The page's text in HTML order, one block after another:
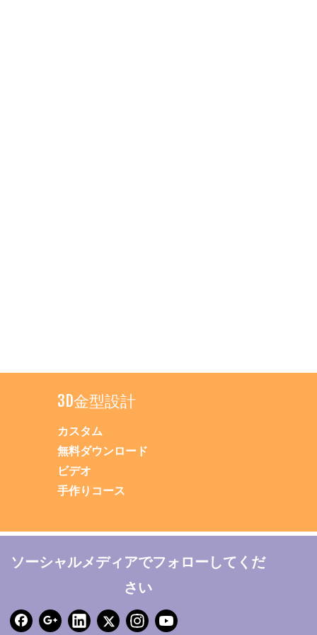
3D金型設計
カスタム
無料ダウンロード
ビデオ
手作りコース
ソーシャルメディアでフォローしてくだ
さい